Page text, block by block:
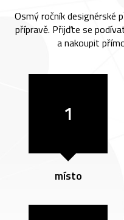
Osmý ročník designérské
přípravě. Přijďte se
a nakoupit
1
místo